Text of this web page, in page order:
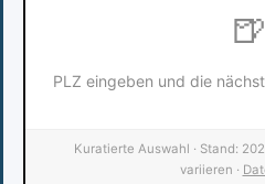
🍺
PLZ eingeben und die
Kuratierte Auswahl · Stand:
variieren ·